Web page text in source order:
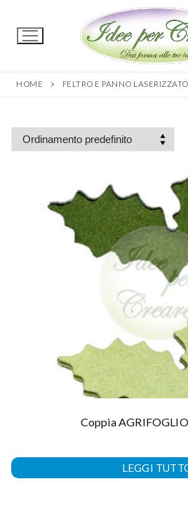
HOME FELTRO E PANNO LASERIZZATO
Coppia
LEGGI